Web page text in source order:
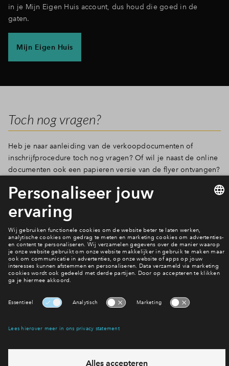
in je Mijn Eigen Huis account, dus houd die goed in de
gaten.
Mijn Eigen Huis
Toch nog vragen?
Heb je naar aanleiding van de verkoopdocumenten of
inschrijfprocedure toch nog vragen? Of wil je naast de online
documenten ook een papieren versie van de flyer ontvangen?
Makelaardij aan de Dorpsstraat 573 in Noord-Scharwoude. Zij
helpen je graag verder!
Contactgegevens
Hiermee blijf je op de hoogte van het belangrijkste nieuws en
Ja, ik wil mij aanmelden